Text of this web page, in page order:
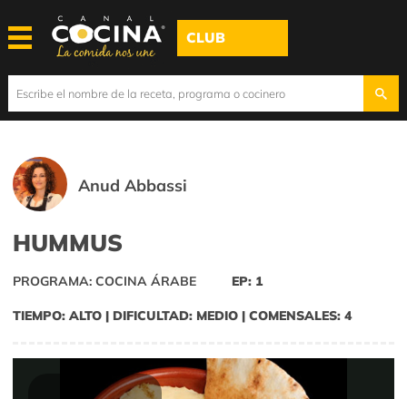
CLUB
Anud Abbassi
HUMMUS
PROGRAMA: COCINA ÁRABE EP: 1
TIEMPO: ALTO | DIFICULTAD: MEDIO | COMENSALES: 4